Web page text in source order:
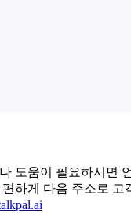
도움이 필요하시면
하게 다음 주소로 고